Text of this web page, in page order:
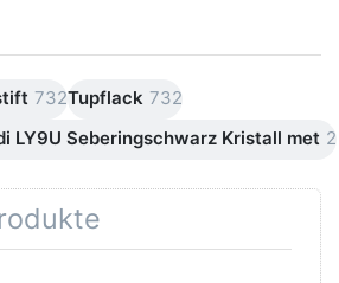
732Tupflack 732
LY9U Seberingschwarz Kristall met 2